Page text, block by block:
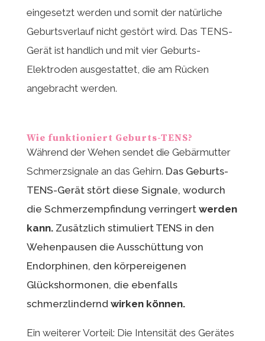
eingesetzt werden und somit der natürliche
Geburtsverlauf nicht gestört wird. Das TENS-
Gerät ist handlich und mit vier Geburts-
Elektroden ausgestattet, die am Rücken
angebracht werden.
Wie funktioniert Geburts-TENS?
Während der Wehen sendet die Gebärmutter
Schmerzsignale an das Gehirn. Das Geburts-
TENS-Gerät stört diese Signale, wodurch
die Schmerzempfindung verringert werden
kann. Zusätzlich stimuliert TENS in den
Wehenpausen die Ausschüttung von
Endorphinen, den körpereigenen
Glückshormonen, die ebenfalls
schmerzlindernd wirken können.
Ein weiterer Vorteil: Die Intensität des Gerätes